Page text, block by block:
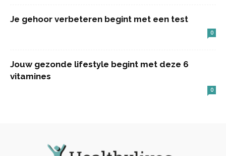
Je gehoor verbeteren begint met een test
0
Jouw gezonde lifestyle begint met deze 6
vitamines
0